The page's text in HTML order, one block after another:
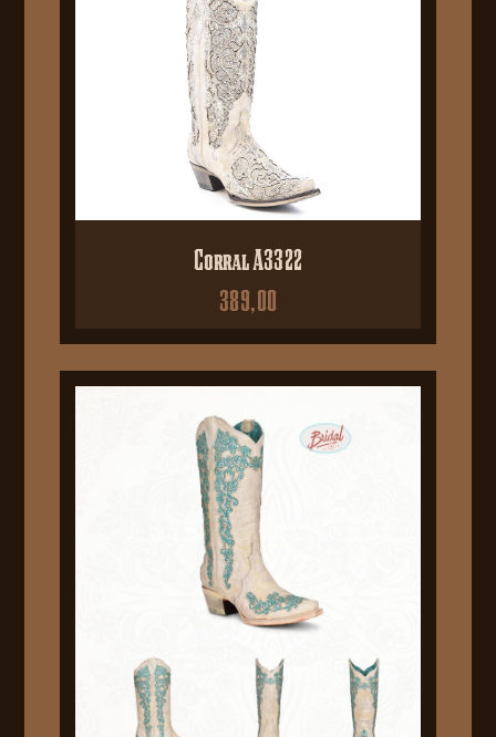
Corral A3322
389,00